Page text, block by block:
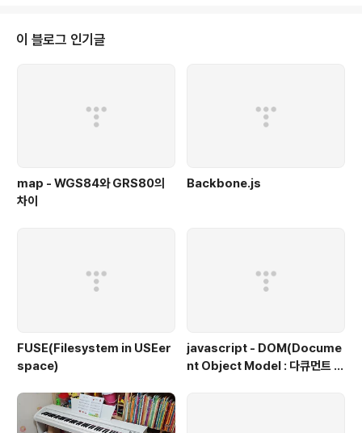
이 블로그 인기글
map - WGS84와 GRS80의
차이
Backbone.js
FUSE(Filesystem in USEer
space)
javascript - DOM(Docume
nt Object Model : 다큐먼트 객